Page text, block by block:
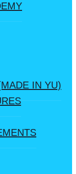
IN YU)